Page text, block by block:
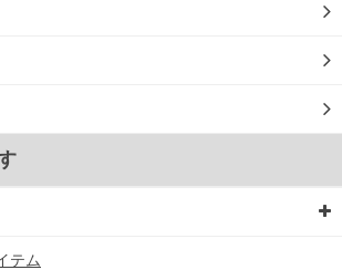
テム